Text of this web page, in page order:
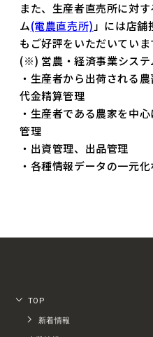
また、生産者直売所に対
ム(電農直売所) 」には店
もご好評をいただいていま
(※) 営農・経済事業システ
・生産者から出荷される
代金精算管理
・生産者である農家を中
管理
・出資管理、出品管理
・各種情報データの一元
TOP
新着情報